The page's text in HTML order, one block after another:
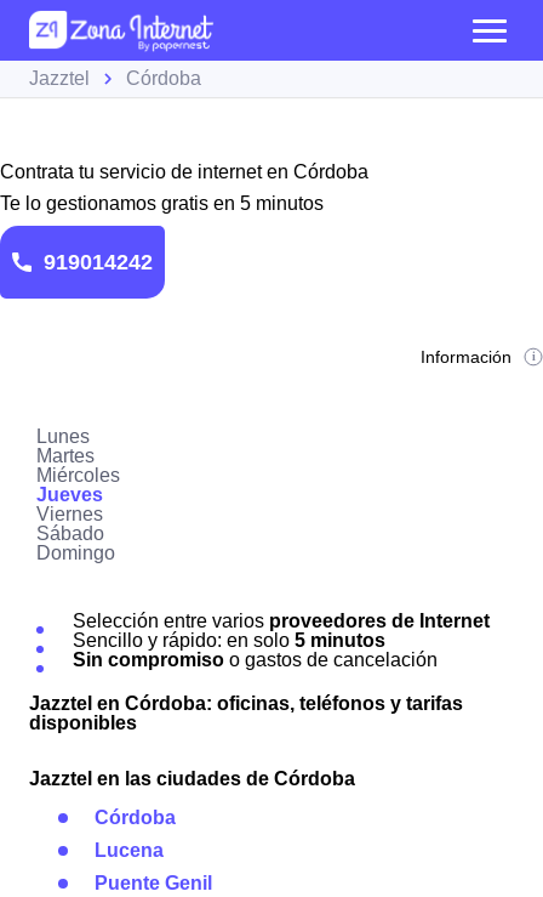
Jazztel Córdoba
Contrata tu servicio de internet en Córdoba
Te lo gestionamos gratis en 5 minutos
919014242
Información
Lunes
Martes
Miércoles
Jueves
Viernes
Sábado
Domingo
Selección entre varios proveedores de Internet
Sencillo y rápido: en solo 5 minutos
Sin compromiso o gastos de cancelación
Jazztel en Córdoba: oficinas, teléfonos y tarifas
disponibles
Jazztel en las ciudades de Córdoba
Córdoba
Lucena
Puente Genil